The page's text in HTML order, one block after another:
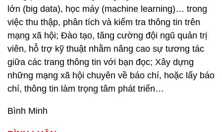
lớn (big data), học máy (machine learning)… trong
việc thu thập, phân tích và kiểm tra thông tin trên
mạng xã hội; Đào tạo, tăng cường đội ngũ quản trị
viên, hỗ trợ kỹ thuật nhằm nâng cao sự tương tác
giữa các trang thông tin với bạn đọc; Xây dựng
những mạng xã hội chuyên về báo chí, hoặc lấy báo
chí, thông tin làm trọng tâm phát triển…
Bình Minh